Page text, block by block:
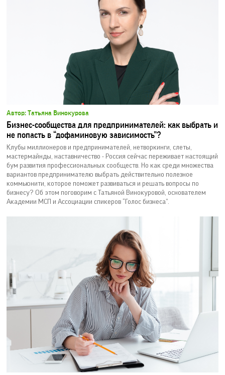
Автор: Татьяна Винокурова
Бизнес-сообщества для предпринимателей: как выбрать и
не попасть в “дофаминовую зависимость”?
Клубы миллионеров и предпринимателей, нетворкинги, слеты,
мастермайнды, наставничество - Россия сейчас переживает настоящий
бум развития профессиональных сообществ. Но как среди множества
вариантов предпринимателю выбрать действительно полезное
коммьюнити, которое поможет развиваться и решать вопросы по
бизнесу? Об этом поговорим с Татьяной Винокуровой, основателем
Академии МСП и Ассоциации спикеров “Голос бизнеса”.